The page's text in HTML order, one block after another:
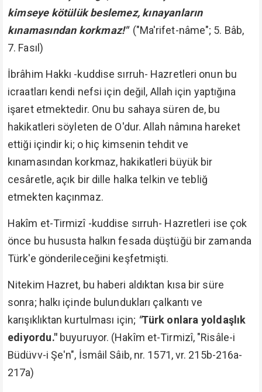
kimseye kötülük beslemez, kınayanların
kınamasından korkmaz!" ("Ma'rifet-nâme"; 5. Bâb,
7. Fasıl)
İbrâhim Hakkı -kuddise sırruh- Hazretleri onun bu
icraatları kendi nefsi için değil, Allah için yaptığına
işaret etmektedir. Onu bu sahaya süren de, bu
hakikatleri söyleten de O'dur. Allah nâmına hareket
ettiği içindir ki; o hiç kimsenin tehdit ve
kınamasından korkmaz, hakikatleri büyük bir
cesâretle, açık bir dille halka telkin ve tebliğ
etmekten kaçınmaz.
Hakîm et-Tirmizî -kuddise sırruh- Hazretleri ise çok
önce bu hususta halkın fesada düştüğü bir zamanda
Türk'e gönderileceğini keşfetmişti.
Nitekim Hazret, bu haberi aldıktan kısa bir süre
sonra; halkı içinde bulundukları çalkantı ve
karışıklıktan kurtulması için; "Türk onlara yoldaşlık
ediyordu." buyuruyor. (Hakîm et-Tirmizî, "Risâle-i
Büdüvv-i Şe'n", İsmâil Sâib, nr. 1571, vr. 215b-216a-
217a)